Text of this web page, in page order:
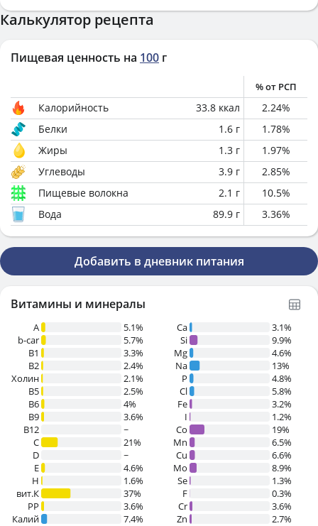
Калькулятор рецепта
Пищевая ценность на 100 г
% от РСП
Калорийность 33.8 ккал 2.24%
Белки
1.6 г 1.78%
Жиры
1.3 г 1.97%
Углеводы
3.9 г 2.85%
Пищевые волокна
2.1 г 10.5%
Вода
89.9 г 3.36%
Добавить в дневник питания
Витамины и минералы
A
5.1%
b-car
5.7%
В1
3.3%
B2
2.4%
Холин
2.1%
B5
2.5%
B6
4%
B9
3.6%
B12
~
C
21%
D
~
E
4.6%
H
1.6%
вит.К
37%
PP
3.6%
Калий
7.4%
Ca
3.1%
Si
9.9%
Mg
4.6%
Na
13%
P
4.8%
Cl
5.8%
Fe
3.2%
I
1.2%
Co
19%
Mn
6.5%
Cu
6.6%
Mo
8.9%
Se
1.3%
F
0.3%
Cr
3.6%
Zn
2.7%